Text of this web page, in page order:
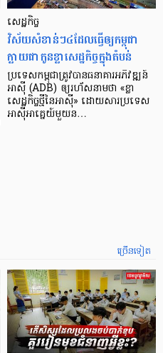
សេដ្ឋកិច្ច​
វិស័យ​សំខាន់ៗ​៤​ដែល​ធ្វើ​ឲ្យ​កម្ពុជា​
ក្លាយ​ជា​កូន​ខ្លា​សេដ្ឋកិច្ច​ក្នុង​តំបន់
ប្រទេស​កម្ពុជា​ត្រូវ​បាន​ធនាគារ​អភិវឌ្ឍន៍​
អាស៊ី (ADB) ឲ្យ​រហ័ស​នាមថា «ខ្លា​
សេដ្ឋកិច្ច​ថ្មី​នៃ​អាស៊ី» ដោយសារ​ប្រទេស​
អាស៊ី​អាគ្នេយ៍​មួយ​ន…
ច្រើនទៀត